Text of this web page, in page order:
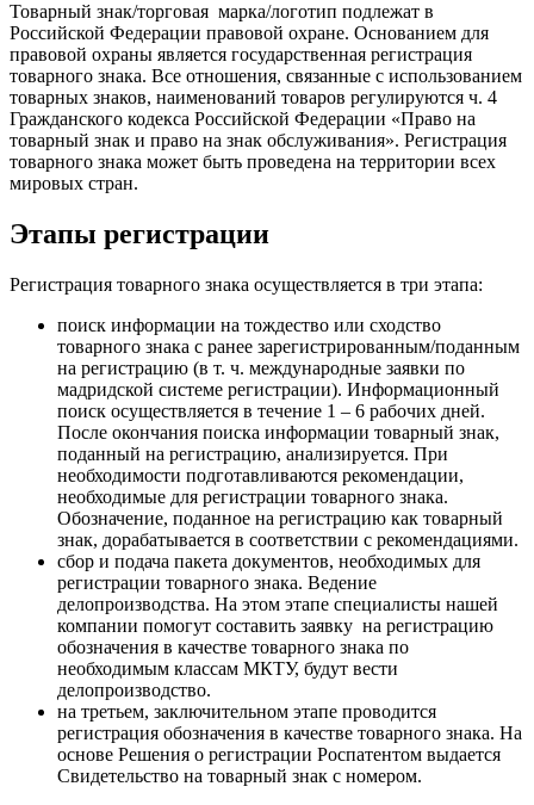
Товарный знак/торговая марка/логотип подлежат в
Российской Федерации правовой охране. Основанием для
правовой охраны является государственная регистрация
товарного знака. Все отношения, связанные с использованием
товарных знаков, наименований товаров регулируются ч. 4
Гражданского кодекса Российской Федерации «Право на
товарный знак и право на знак обслуживания». Регистрация
товарного знака может быть проведена на территории всех
мировых стран.
Этапы регистрации
Регистрация товарного знака осуществляется в три этапа:
поиск информации на тождество или сходство
товарного знака с ранее зарегистрированным/поданным
на регистрацию (в т. ч. международные заявки по
мадридской системе регистрации). Информационный
поиск осуществляется в течение 1 – 6 рабочих дней.
После окончания поиска информации товарный знак,
поданный на регистрацию, анализируется. При
необходимости подготавливаются рекомендации,
необходимые для регистрации товарного знака.
Обозначение, поданное на регистрацию как товарный
знак, дорабатывается в соответствии с рекомендациями.
сбор и подача пакета документов, необходимых для
регистрации товарного знака. Ведение
делопроизводства. На этом этапе специалисты нашей
компании помогут составить заявку на регистрацию
обозначения в качестве товарного знака по
необходимым классам МКТУ, будут вести
делопроизводство.
на третьем, заключительном этапе проводится
регистрация обозначения в качестве товарного знака. На
основе Решения о регистрации Роспатентом выдается
Свидетельство на товарный знак с номером.